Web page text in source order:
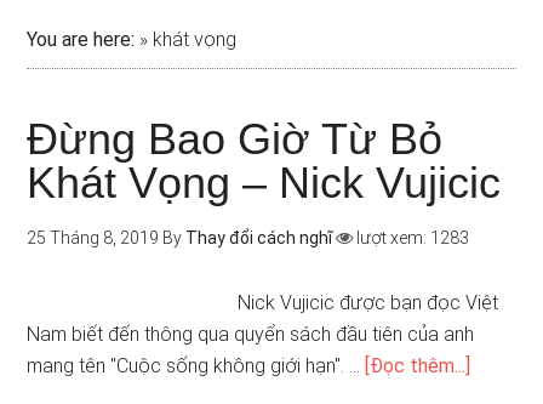
You are here: » khát vọng
Đừng Bao Giờ Từ Bỏ
Khát Vọng – Nick Vujicic
25 Tháng 8, 2019 By Thay đổi cách nghĩ lượt xem: 1283
Nick Vujicic được bạn đọc Việt
Nam biết đến thông qua quyển sách đầu tiên của anh
mang tên "Cuộc sống không giới hạn". … [Đọc thêm...]